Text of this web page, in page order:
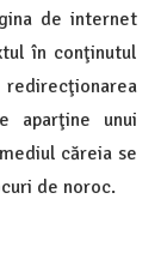
de internet
în conţinutul
aparţine unui
căreia se
de noroc.